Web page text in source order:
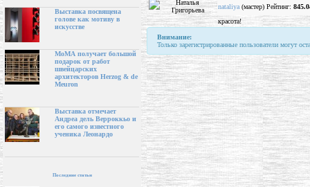
Выставка посвящена
голове как мотиву в
искусстве
МоМА получает большой
подарок от работ
швейцарских
архитекторов Herzog & de
Meuron
Выставка отмечает
Андреа дель Верроккьо и
его самого известного
ученика Леонардо
Последние статьи
nataliya (мастер) Рейтинг:
красота!
Внимание:
Только зарегистрированные пользователи могут